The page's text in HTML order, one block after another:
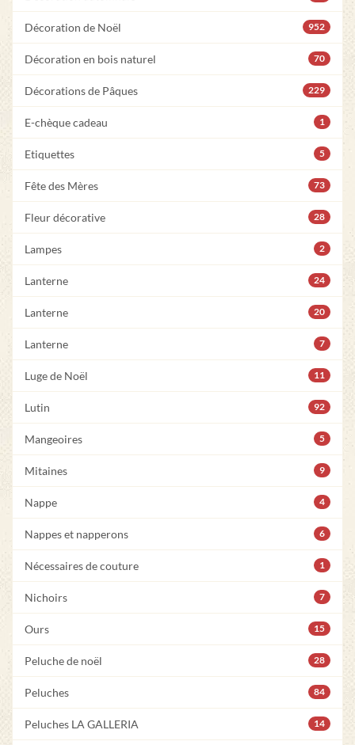
Décoration de Noël 952
Décoration en bois naturel 70
Décorations de Pâques 229
E-chèque cadeau 1
Etiquettes 5
Fête des Mères 73
Fleur décorative 28
Lampes 2
Lanterne 24
Lanterne 20
Lanterne 7
Luge de Noël 11
Lutin 92
Mangeoires 5
Mitaines 9
Nappe 4
Nappes et napperons 6
Nécessaires de couture 1
Nichoirs 7
Ours 15
Peluche de noël 28
Peluches 84
Peluches LA GALLERIA 14